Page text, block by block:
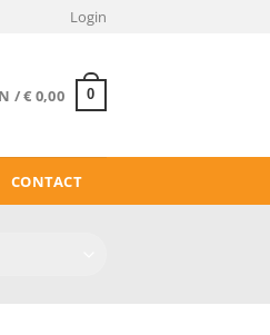
Login
/€ 0,00 0
CONTACT